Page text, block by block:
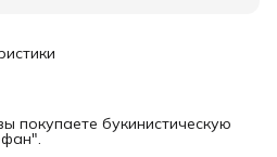
покупаете букинистическую